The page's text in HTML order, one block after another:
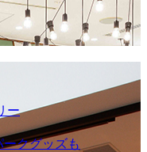
ー
クグッズも